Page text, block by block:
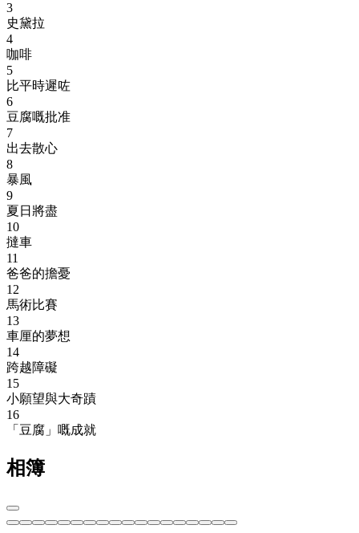
3
史黛拉
4
咖啡
5
比平時遲咗
6
豆腐嘅批准
7
出去散心
8
暴風
9
夏日將盡
10
撻車
11
爸爸的擔憂
12
馬術比賽
13
車厘的夢想
14
跨越障礙
15
小願望與大奇蹟
16
「豆腐」嘅成就
相簿